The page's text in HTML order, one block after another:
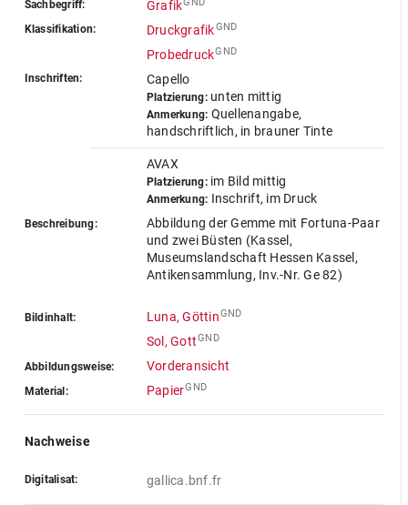
Sachbegriff: Grafik
Klassifikation: DruckgrafikGND
ProbedruckGND
Inschriften: Capello
Platzierung:unten mittig
Anmerkung: Quellenangabe,
handschriftlich, in brauner Tinte
AVAX
Platzierung:im Bild mittig
Anmerkung: Inschrift, im Druck
Beschreibung:
Abbildung der Gemme mit Fortuna-Paar
und zwei Büsten (Kassel,
Museumslandschaft Hessen Kassel,
Antikensammlung, Inv.-Nr. Ge 82)
Bildinhalt: Luna, GöttinGND
Sol, GottGND
Abbildungsweise: Vorderansicht
Material: PapierGND
Nachweise
Digitalisat: gallica.bnf.fr